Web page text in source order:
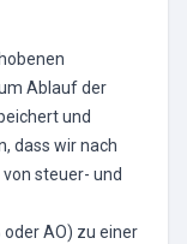
Ablauf der
und
dass wir nach
von steuer- und
AO) zu einer